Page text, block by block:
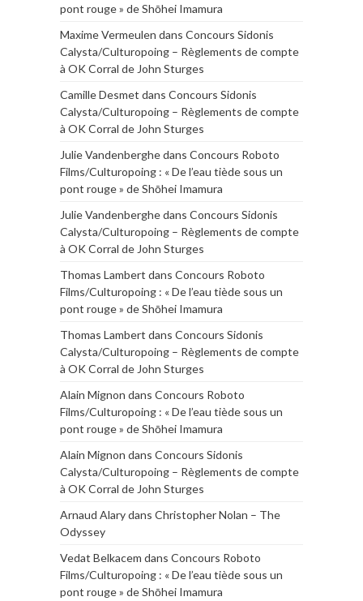
pont rouge » de Shōhei Imamura
Maxime Vermeulen dans Concours Sidonis
Calysta/Culturopoing – Règlements de compte
à OK Corral de John Sturges
Camille Desmet dans Concours Sidonis
Calysta/Culturopoing – Règlements de compte
à OK Corral de John Sturges
Julie Vandenberghedans Concours Roboto
Films/Culturopoing : « De l’eau tiède sous un
pont rouge » de Shōhei Imamura
Julie Vandenberghedans Concours Sidonis
Calysta/Culturopoing – Règlements de compte
à OK Corral de John Sturges
Thomas Lambert dans Concours Roboto
Films/Culturopoing : « De l’eau tiède sous un
pont rouge » de Shōhei Imamura
Thomas Lambert dans Concours Sidonis
Calysta/Culturopoing – Règlements de compte
à OK Corral de John Sturges
Alain Mignon dans Concours Roboto
Films/Culturopoing : « De l’eau tiède sous un
pont rouge » de Shōhei Imamura
Alain Mignon dans Concours Sidonis
Calysta/Culturopoing – Règlements de compte
à OK Corral de John Sturges
Arnaud Alarydans Christopher Nolan – The
Odyssey
Vedat Belkacem dans Concours Roboto
Films/Culturopoing : « De l’eau tiède sous un
pont rouge » de Shōhei Imamura